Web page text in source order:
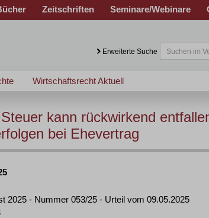
Zeitschriften Seminare/Webinare
Erweiterte Suche
Wirtschaftsrecht Aktuell
kann rückwirkend
bei Ehevertrag
2025 - Nummer 053/25 - Urteil vom 09.05.2025